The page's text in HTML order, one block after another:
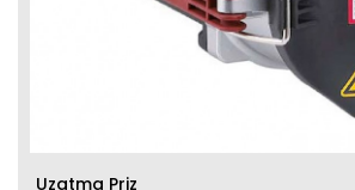
Uzatma Priz